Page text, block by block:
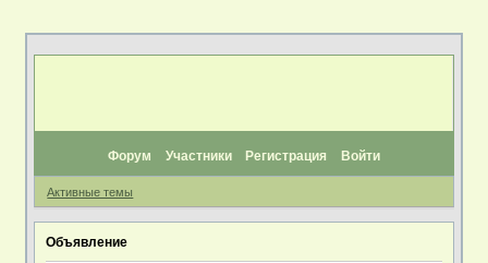
Форум Участники Регистрация Войти
Активные темы
Объявление